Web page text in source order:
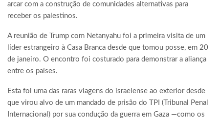
arcar com a construção de comunidades alternativas para
receber os palestinos.
A reunião de Trump com Netanyahu foi a primeira visita de um
líder estrangeiro à Casa Branca desde que tomou posse, em 20
de janeiro. O encontro foi costurado para demonstrar a aliança
entre os países.
Esta foi uma das raras viagens do israelense ao exterior desde
que virou alvo de um mandado de prisão do TPI (Tribunal Penal
Internacional) por sua condução da guerra em Gaza —como os